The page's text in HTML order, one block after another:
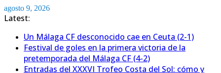
Saltar
al
agosto 9, 2026
Latest:
Un Málaga CF desconocido cae en Ceuta (2-1)
Festival de goles en la primera victoria de la
pretemporada del Málaga CF (4-2)
Entradas del XXXVI Trofeo Costa del Sol: cómo y